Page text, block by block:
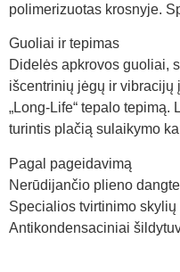
polimerizuotas krosnyje.
Guoliai ir tepimas
Didelės apkrovos guoliai,
išcentrinių jėgų ir vibracijų
„Long-Life“ tepalo
turintis plačią sulaikymo
Pagal pageidavimą
Nerūdijančio plieno
Specialios tvirtinimo
Antikondensaciniai